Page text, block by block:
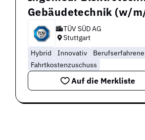
Gebäudetechnik (w/
TÜV SÜD AG
Stuttgart
Hybrid
Innovativ Berufserfahrene
Fahrtkostenzuschuss
Auf die Merkliste